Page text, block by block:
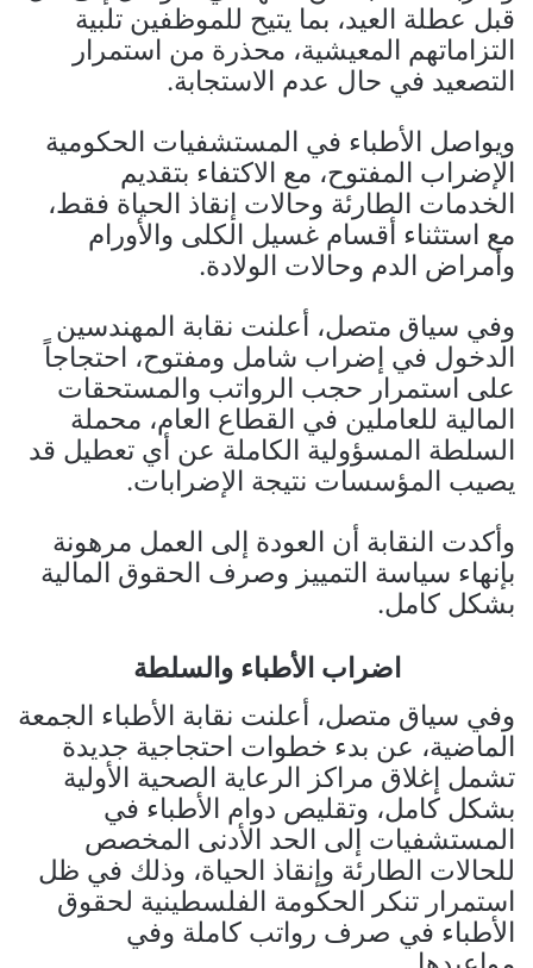
قبل عطلة العيد، بما يتيح للموظفين تلبية
التزاماتهم المعيشية، محذرة من استمرار
التصعيد في حال عدم الاستجابة.
ويواصل الأطباء في المستشفيات الحكومية
الإضراب المفتوح، مع الاكتفاء بتقديم
الخدمات الطارئة وحالات إنقاذ الحياة فقط،
مع استثناء أقسام غسيل الكلى والأورام
وأمراض الدم وحالات الولادة.
وفي سياق متصل، أعلنت نقابة المهندسين
الدخول في إضراب شامل ومفتوح، احتجاجاً
على استمرار حجب الرواتب والمستحقات
المالية للعاملين في القطاع العام، محملة
السلطة المسؤولية الكاملة عن أي تعطيل قد
يصيب المؤسسات نتيجة الإضرابات.
وأكدت النقابة أن العودة إلى العمل مرهونة
بإنهاء سياسة التمييز وصرف الحقوق المالية
بشكل كامل.
اضراب الأطباء والسلطة
وفي سياق متصل، أعلنت نقابة الأطباء الجمعة
الماضية، عن بدء خطوات احتجاجية جديدة
تشمل إغلاق مراكز الرعاية الصحية الأولية
بشكل كامل، وتقليص دوام الأطباء في
المستشفيات إلى الحد الأدنى المخصص
للحالات الطارئة وإنقاذ الحياة، وذلك في ظل
استمرار تنكر الحكومة الفلسطينية لحقوق
الأطباء في صرف رواتب كاملة وفي